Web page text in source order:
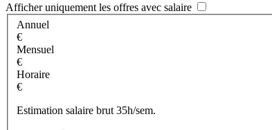
Afficher uniquement les offres avec salaire
Annuel
€
Mensuel
€
Horaire
€
Estimation salaire brut 35h/sem.